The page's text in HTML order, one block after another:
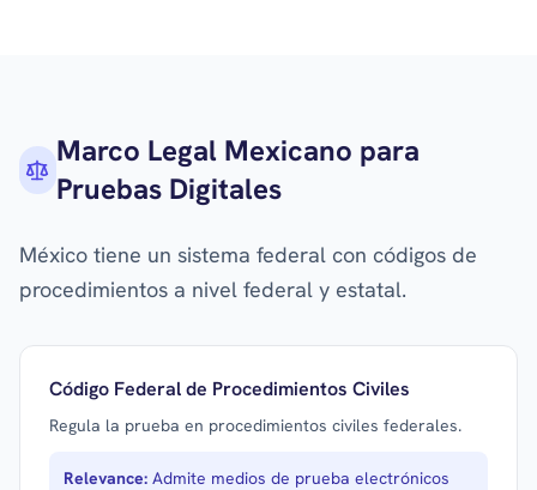
Marco Legal Mexicano para
Pruebas Digitales
México tiene un sistema federal con códigos de
procedimientos a nivel federal y estatal.
Código Federal de Procedimientos Civiles
Regula la prueba en procedimientos civiles federales.
Relevance: Admite medios de prueba electrónicos